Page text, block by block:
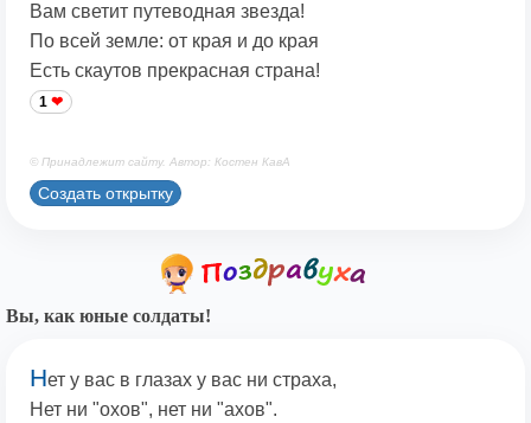
Вам светит путеводная звезда!
По всей земле: от края и до края
Есть скаутов прекрасная страна!
1
© Принадлежит сайту. Автор: Костен КавА
Создать открытку
Вы, как юные солдаты!
Нет у вас в глазах у вас ни страха,
Нет ни "охов", нет ни "ахов".